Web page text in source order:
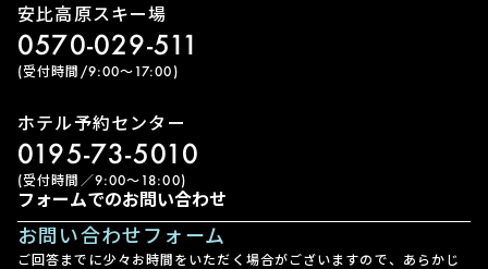
安比高原スキー場
0570-029-511
(受付時間/9:00〜17:00)
ホテル予約センター
0195-73-5010
(受付時間／9:00〜18:00)
フォームでのお問い合わせ
お問い合わせフォーム
ご回答までに少々お時間をいただく場合がございますので、あらかじ